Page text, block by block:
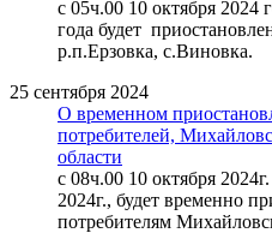
с 05ч.00 10 октября 2024
года будет
р.п.Ерзовка, с.Виновка.
25 сентября 2024
О временном
потребителей,
области
с 08ч.00 10 октября
2024г., будет временно
потребителям